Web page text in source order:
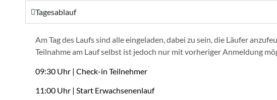
Tagesablauf
Am Tag des Laufs sind alle eingeladen, dabei zu sein, die Läufer
Teilnahme am Lauf selbst ist jedoch nur mit vorheriger Anmeldung
09:30 Uhr | Check-in Teilnehmer
11:00 Uhr | Start Erwachsenenlauf